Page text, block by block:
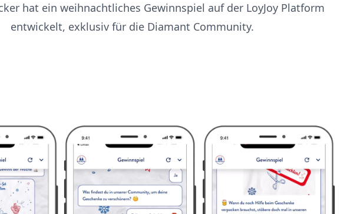
hat ein weihnachtliches Gewinnspiel auf der LoyJoy Platform
entwickelt, exklusiv für die Diamant Community.